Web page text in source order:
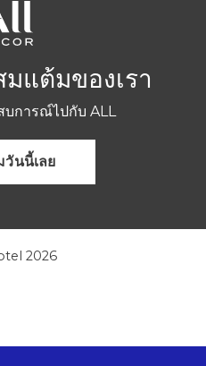
แต้มของเรา
บการณ์ไปกับ ALL
วันนี้เลย
2026